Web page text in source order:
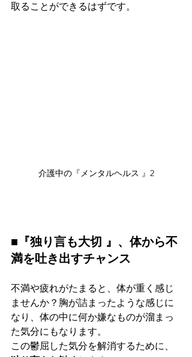
取ることができるはずです。
介護中の『メンタルヘルス 』2
■『独り言も大切 』、体から不
満を吐き出すチャンス
不満や疲れがたまると、体が重く感じ
ませんか？胸が詰まったような感じに
なり、体の中に何か嫌なものが溜まっ
た気分にもなります。
この鬱屈した気分を解消するために、